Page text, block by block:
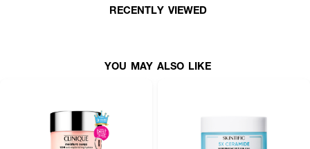
พร้อมนวัตกรรมไมโครแคปซูลที่กระจายตัวทั่วผิวและซึมซาบอย่างรวดเร็ว มอบ
สัมผัสนุ่มลื่นดุจแพรไหม ช่วยให้ผิวรู้สึกชุ่มชื้น สดชื่น ดูอิ่มฟู กระชับ และเปล่ง
· ชิเซโด้ อัลทิมูน พาวเวอร์ อินฟิวซิ่ง เซรั่ม
· Power Fermented Camellia+ นวัตกรรมเอกสิทธิ์จาก SHISEIDO ช่วยกำจัด
เซลล์ผิวที่เสื่อมสภาพ
RECENTLY VIEWED
YOU MAY ALSO LIKE